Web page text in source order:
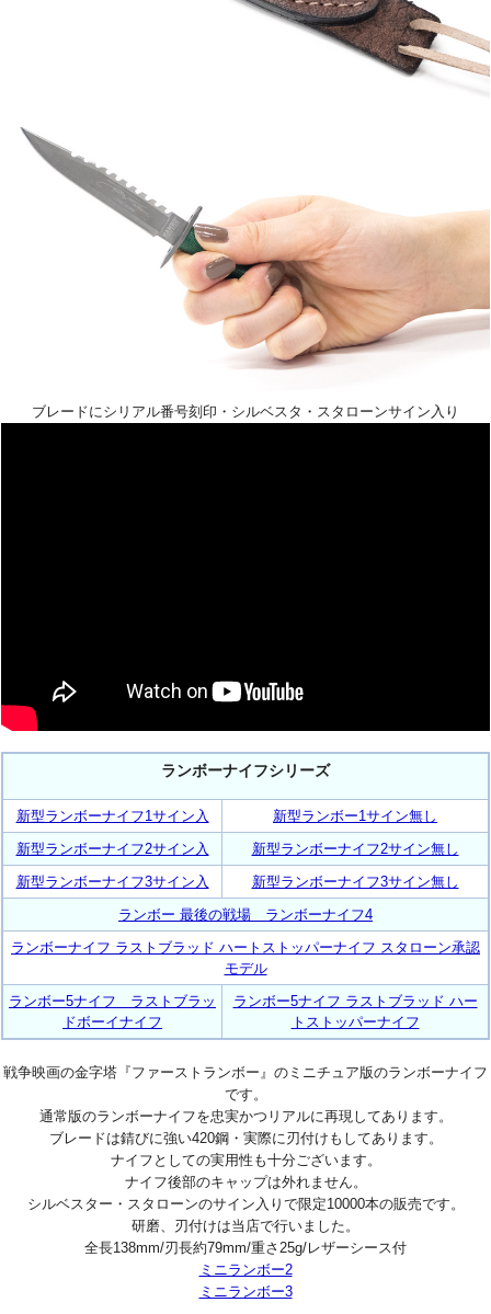
ブレードにシリアル番号刻印・シルベスタ・スタローンサイン入り
ランボーナイフシリーズ
新型ランボーナイフ1サイン入
新型ランボー1サイン無し
新型ランボーナイフ2サイン入
新型ランボーナイフ2サイン無し
新型ランボーナイフ3サイン入
新型ランボーナイフ3サイン無し
ランボー 最後の戦場 ランボーナイフ4
ランボーナイフ ラストブラッド ハートストッパーナイフ スタローン承認
モデル
ランボー5ナイフ ラストブラッ
ドボーイナイフ
ランボー5ナイフ ラストブラッド ハー
トストッパーナイフ
戦争映画の金字塔『ファーストランボー』のミニチュア版のランボーナイフ
です。
通常版のランボーナイフを忠実かつリアルに再現してあります。
ブレードは錆びに強い420鋼・実際に刃付けもしてあります。
ナイフとしての実用性も十分ございます。
ナイフ後部のキャップは外れません。
シルベスター・スタローンのサイン入りで限定10000本の販売です。
研磨、刃付けは当店で行いました。
全長138mm/刃長約79mm/重さ25g/レザーシース付
ミニランボー2
ミニランボー3